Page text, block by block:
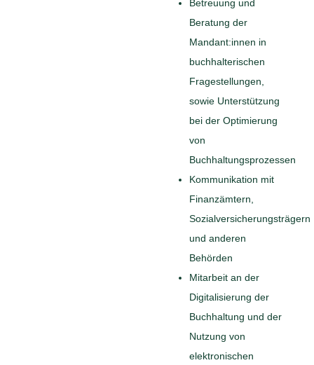
Betreuung und
Beratung der
Mandant:innen in
buchhalterischen
Fragestellungen,
sowie Unterstützung
bei der Optimierung
von
Buchhaltungsprozessen
Kommunikation mit
Finanzämtern,
Sozialversicherungsträgern
und anderen
Behörden
Mitarbeit an der
Digitalisierung der
Buchhaltung und der
Nutzung von
elektronischen